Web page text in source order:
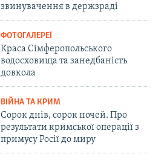
звинувачення в держзраді
ФОТОГАЛЕРЕЇ
Краса Сімферопольського
водосховища та занедбаність
довкола
ВІЙНА ТА КРИМ
Сорок днів, сорок ночей. Про
результати кримської операції з
примусу Росії до миру